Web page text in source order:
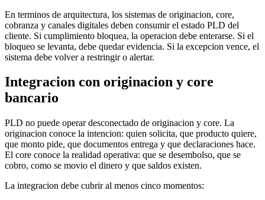
En terminos de arquitectura, los sistemas de originacion, core,
cobranza y canales digitales deben consumir el estado PLD del
cliente. Si cumplimiento bloquea, la operacion debe enterarse. Si el
bloqueo se levanta, debe quedar evidencia. Si la excepcion vence, el
sistema debe volver a restringir o alertar.
Integracion con originacion y core
bancario
PLD no puede operar desconectado de originacion y core. La
originacion conoce la intencion: quien solicita, que producto quiere,
que monto pide, que documentos entrega y que declaraciones hace.
El core conoce la realidad operativa: que se desembolso, que se
cobro, como se movio el dinero y que saldos existen.
La integracion debe cubrir al menos cinco momentos: